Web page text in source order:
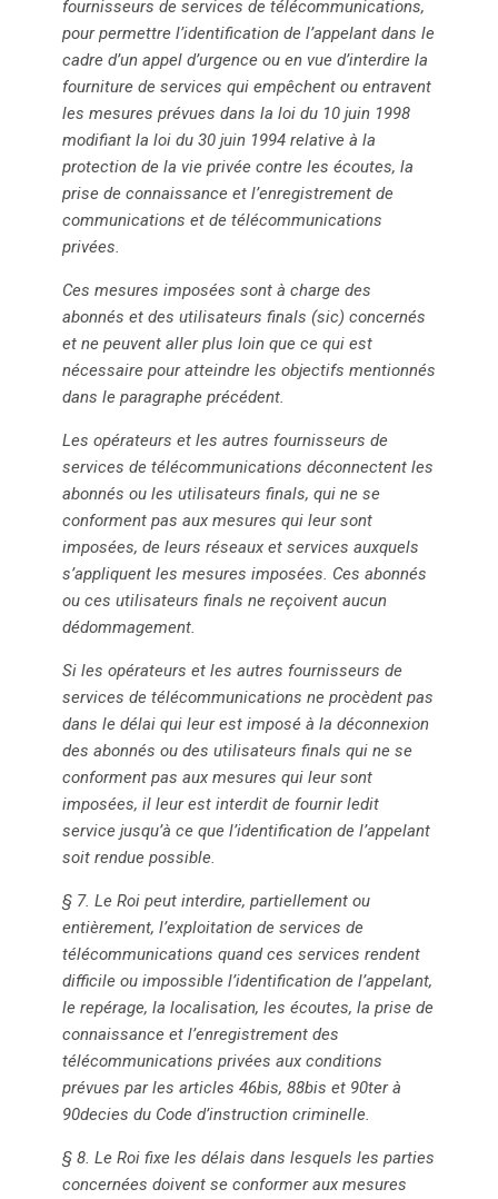
d’anonymisation, des pseudos sur Internet ou des
systèmes de call-back ? Ces dispositifs, qui compliquent
l’identification, pourraient-ils devenir illégaux ? Ces
changements législatifs, souvent adoptés en fin d’année
sans véritable débat public, pourraient avoir des
répercussions sur la manière dont les citoyens
interagissent en ligne. Il est essentiel de rester vigilant
face à ces évolutions qui pourraient restreindre la liberté
d’accès à l’information et à la communication.
fournisseurs de services de télécommunications,
pour permettre l’identification de l’appelant dans le
cadre d’un appel d’urgence ou en vue d’interdire la
fourniture de services qui empêchent ou entravent
les mesures prévues dans la loi du 10 juin 1998
modifiant la loi du 30 juin 1994 relative à la
protection de la vie privée contre les écoutes, la
prise de connaissance et l’enregistrement de
communications et de télécommunications
privées.
Ces mesures imposées sont à charge des
abonnés et des utilisateurs finals (sic) concernés
et ne peuvent aller plus loin que ce qui est
nécessaire pour atteindre les objectifs mentionnés
dans le paragraphe précédent.
Les opérateurs et les autres fournisseurs de
services de télécommunications déconnectent les
abonnés ou les utilisateurs finals, qui ne se
conforment pas aux mesures qui leur sont
imposées, de leurs réseaux et services auxquels
s’appliquent les mesures imposées. Ces abonnés
ou ces utilisateurs finals ne reçoivent aucun
dédommagement.
Si les opérateurs et les autres fournisseurs de
services de télécommunications ne procèdent pas
dans le délai qui leur est imposé à la déconnexion
des abonnés ou des utilisateurs finals qui ne se
conforment pas aux mesures qui leur sont
imposées, il leur est interdit de fournir ledit
service jusqu’à ce que l’identification de l’appelant
soit rendue possible.
§ 7. Le Roi peut interdire, partiellement ou
entièrement, l’exploitation de services de
télécommunications quand ces services rendent
difficile ou impossible l’identification de l’appelant,
le repérage, la localisation, les écoutes, la prise de
connaissance et l’enregistrement des
télécommunications privées aux conditions
prévues par les articles 46bis, 88bis et 90ter à
90decies du Code d’instruction criminelle.
§ 8. Le Roi fixe les délais dans lesquels les parties
concernées doivent se conformer aux mesures